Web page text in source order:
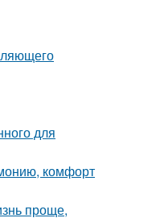
для
комфорт
проще,